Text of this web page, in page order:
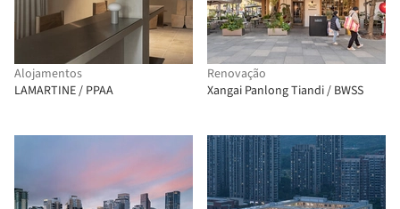
Alojamentos
LAMARTINE / PPAA
Renovação
Xangai Panlong Tiandi / BWSS